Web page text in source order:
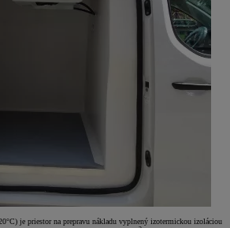
je priestor na prepravu nákladu vyplnený izotermickou izoláciou